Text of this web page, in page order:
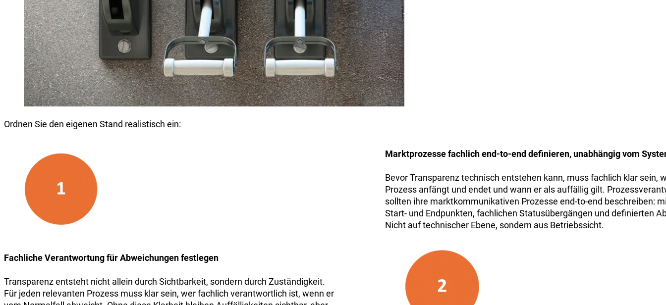
Ordnen Sie den eigenen Stand realistisch ein:
Marktprozesse fachlich end-to-end definieren, unabhängig vom
Bevor Transparenz technisch entstehen kann, muss fachlich klar sein,
Prozess anfängt und endet und wann er als auffällig gilt.
sollten ihre marktkommunikativen Prozesse end-to-end beschreiben:
Start- und Endpunkten, fachlichen Statusübergängen und definierten
Nicht auf technischer Ebene, sondern aus Betriebssicht.
Fachliche Verantwortung für Abweichungen festlegen
Transparenz entsteht nicht allein durch Sichtbarkeit, sondern durch Zuständigkeit.
Für jeden relevanten Prozess muss klar sein, wer fachlich verantwortlich ist, wenn er